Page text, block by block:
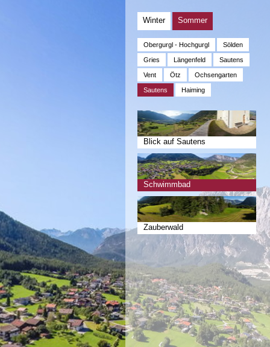
Winter Sommer
Obergurgl - Hochgurgl Sölden
Gries Längenfeld Sautens
Vent Ötz Ochsengarten
Sautens Haiming
Blick auf Sautens
Schwimmbad
Zauberwald